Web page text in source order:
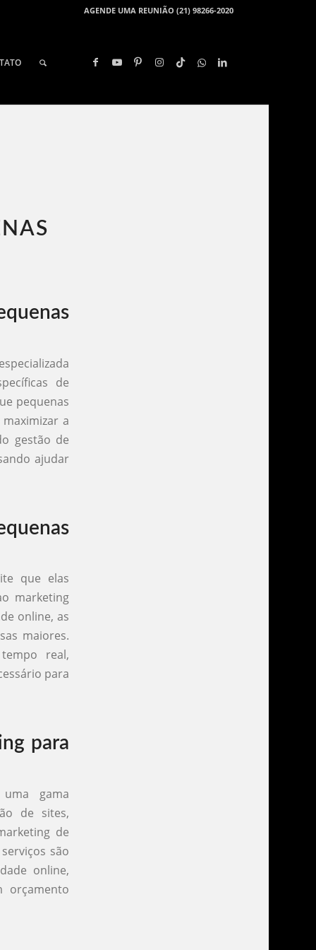
AGENDE UMA REUNIÃO (21) 98266-2020
de
pequenas
a
gestão de
ajudar
que elas
marketing
online, as
maiores.
real,
para
para
gama
de sites,
de
são
online,